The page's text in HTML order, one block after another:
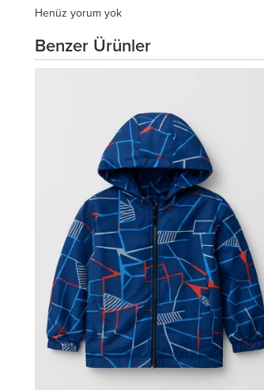
Henüz yorum yok
Benzer Ürünler